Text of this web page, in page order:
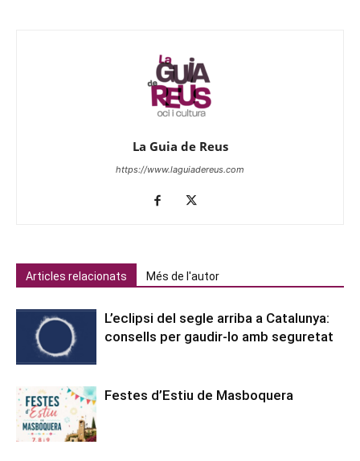
La Guia de Reus
https://www.laguiadereus.com
Articles relacionats Més de l'autor
L’eclipsi del segle arriba a Catalunya:
consells per gaudir-lo amb seguretat
Festes d’Estiu de Masboquera